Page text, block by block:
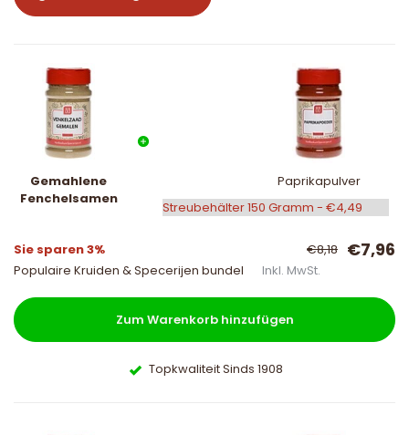
Gemahlene
Fenchelsamen
Paprikapulver
Sie sparen 3% €8,18 €7,96
Populaire Kruiden & Specerijen bundel Inkl. MwSt.
Zum Warenkorb hinzufügen
Topkwaliteit Sinds 1908